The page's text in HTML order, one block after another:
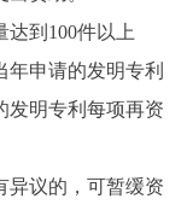
到100件以上
年申请的发明专利
发明专利每项再资
议的，可暂缓资